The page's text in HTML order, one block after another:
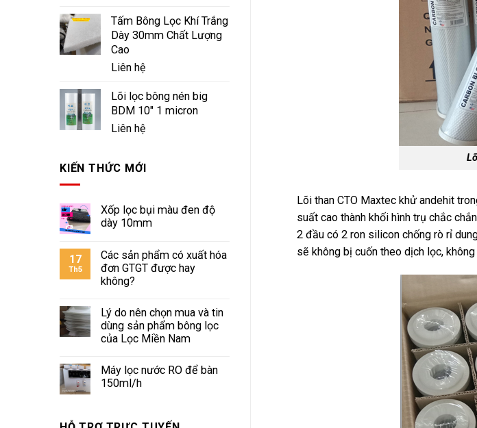
Tấm Bông Lọc Khí Trắng
Dày 30mm Chất Lượng
Cao
Liên hệ
Lõi lọc bông nén big
BDM 10" 1 micron
Liên hệ
KIẾN THỨC MỚI
Xốp lọc bụi màu đen độ
dày 10mm
17
Th5
Các sản phẩm có xuất hóa
đơn GTGT được hay
không?
Lý do nên chọn mua và tin
dùng sản phẩm bông lọc
của Lọc Miền Nam
Máy lọc nước RO để bàn
150ml/h
Lõi than CTO Maxtec khử andehit
suất cao thành khối hình trụ chắc
2 đầu có 2 ron silicon chống rò rỉ
sẽ không bị cuốn theo dịch lọc,